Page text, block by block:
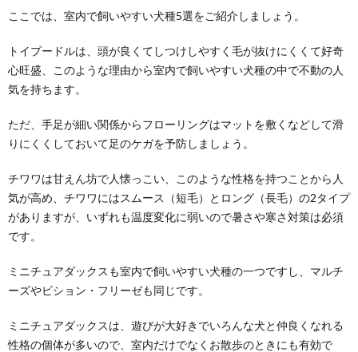
ここでは、室内で飼いやすい犬種5選をご紹介しましょう。
トイプードルは、頭が良くてしつけしやすく毛が抜けにくくて好奇
心旺盛、このような理由から室内で飼いやすい犬種の中で不動の人
気を持ちます。
ただ、手足が細い関係からフローリングはマットを敷くなどして滑
りにくくしておいて足のケガを予防しましょう。
チワワは甘えん坊で人懐っこい、このような性格を持つことから人
気が高め、チワワにはスムース（短毛）とロング（長毛）の2タイプ
がありますが、いずれも温度変化に弱いので暑さや寒さ対策は必須
です。
ミニチュアダックスも室内で飼いやすい犬種の一つですし、マルチ
ーズやビション・フリーゼも同じです。
ミニチュアダックスは、遊びが大好きでいろんな犬と仲良くなれる
性格の個体が多いので、室内だけでなくお散歩のときにも有効で